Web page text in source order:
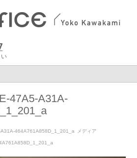
47A5-A31A-
464A761A858D_1_201_a メディア